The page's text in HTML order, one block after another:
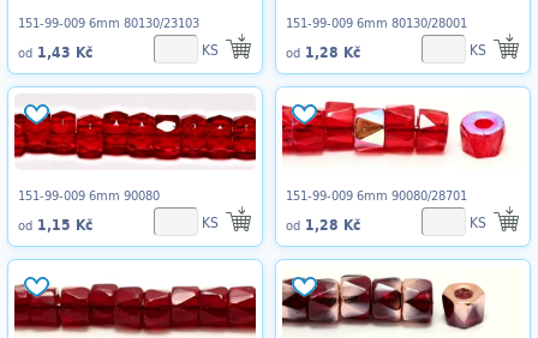
151-99-009 6mm 80130/23103
od 1,43 Kč KS
151-99-009 6mm 80130/28001
od 1,28 Kč KS
151-99-009 6mm 90080
od 1,15 Kč KS
151-99-009 6mm 90080/28701
od 1,28 Kč KS